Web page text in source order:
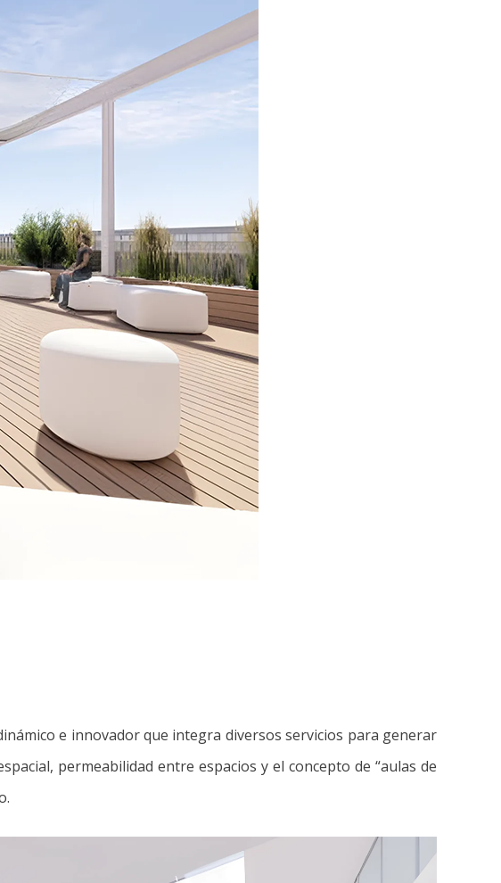
e innovador que integra diversos servicios para generar
permeabilidad entre espacios y el concepto de “aulas de